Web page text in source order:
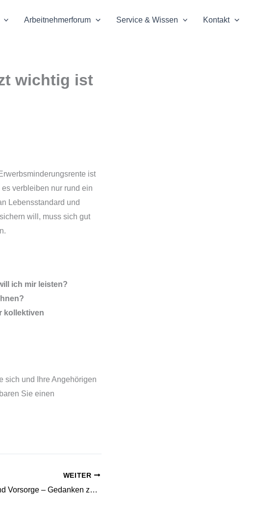
Arbeitnehmerforum Service & Wissen Kontakt
wichtig ist
ist
verbleiben nur rund ein
Lebensstandard und
will, muss sich gut
ich mir leisten?
kollektiven
sich und Ihre Angehörigen
Sie einen
WEITER
Liebe und Vorsorge – Gedanken zum Valentinstag